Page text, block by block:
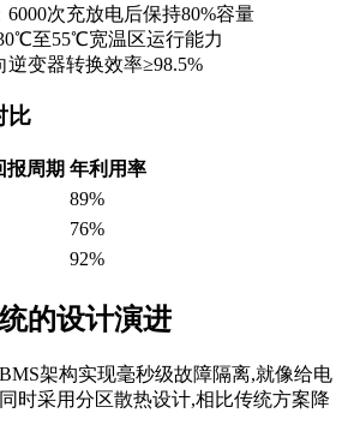
次充放电后保持80%容量
至55℃宽温区运行能力
逆变器转换效率≥98.5%
比
报周期 年利用率
89%
76%
92%
的设计演进
架构实现毫秒级故障隔离,就像给电
时采用分区散热设计,相比传统方案降